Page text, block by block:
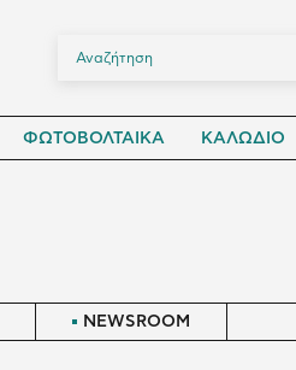
ΦΩΤΟΒΟΛΤΑΙΚΑ ΚΑΛΩΔΙΟ
NEWSROOM